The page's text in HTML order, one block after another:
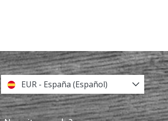
EUR - España (Español)